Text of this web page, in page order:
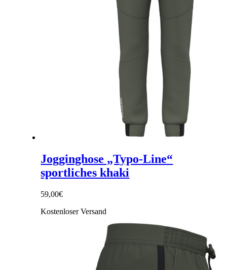
Jogginghose „Typo-Line“
sportliches khaki
59,00€
Kostenloser Versand